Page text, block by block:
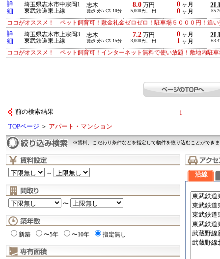
詳
細
埼玉県志木市中宗岡1
東武鉄道東上線
志木
徒歩-分/バス 10分
8.0万円
5,000円、-円
0 ヶ月
0 ヶ月
ココがオススメ！ ペット飼育可！敷金礼金ゼロゼロ！駐車場５０００円！追
詳
細
埼玉県志木市上宗岡3
東武鉄道東上線
志木
徒歩-分/バス 15分
7.2万円
3,000円、-円
0 ヶ月
1 ヶ月
ココがオススメ！ ペット飼育可！インターネット無料で使い放題！敷地内駐
前の検索結果 1
TOPページ ＞ アパート・マンション
※賃料、こだわり条件などを指定して物件を絞り込むことができ
～
〜
新築 〜5年 〜10年 指定無し
沿線